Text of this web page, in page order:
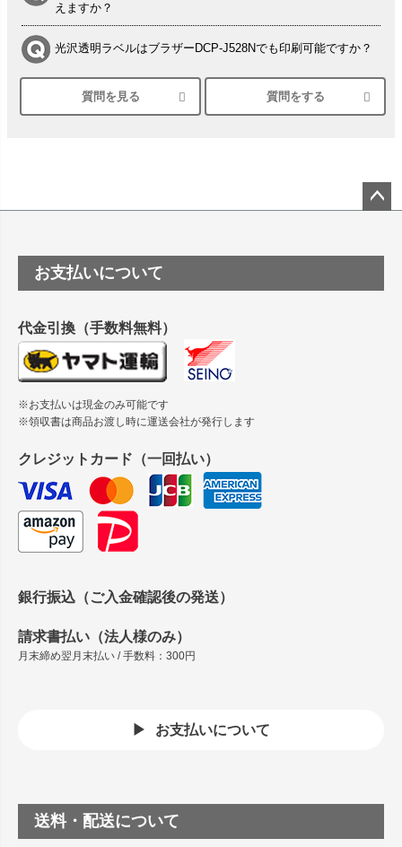
えますか？
光沢透明ラベルはブラザーDCP-J528Nでも印刷可能ですか？
シルバーペーパーにEPSON EP-30VAで印刷するときの設定
は？
塩ビのロール紙で離型紙が透明の商品はありますか
つや消し半透明ラベルのロールタイプはありますか？
縦420mm×横650mmの包装紙に適した紙はありますか？
質問を見る 質問をする
ップ
お支払いについて
代金引換（手数料無料）
※お支払いは現金のみ可能です
※領収書は商品お渡し時に運送会社が発行します
クレジットカード（一回払い）
銀行振込（ご入金確認後の発送）
請求書払い（法人様のみ）
月末締め翌月末払い / 手数料：300円
お支払いについて
送料・配送について